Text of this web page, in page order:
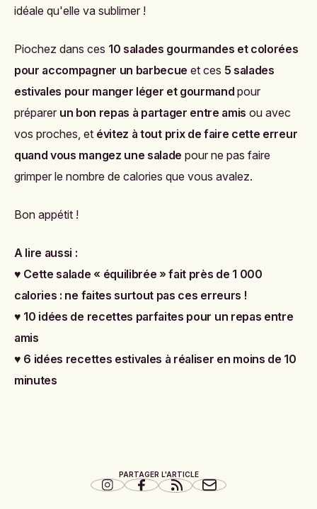
idéale qu'elle va sublimer !
Piochez dans ces 10 salades gourmandes et colorées
pour accompagner un barbecue et ces 5 salades
estivales pour manger léger et gourmand pour
préparer un bon repas à partager entre amis ou avec
vos proches, et évitez à tout prix de faire cette erreur
quand vous mangez une salade pour ne pas faire
grimper le nombre de calories que vous avalez.
Bon appétit !
A lire aussi :
♥ Cette salade « équilibrée » fait près de 1 000
calories : ne faites surtout pas ces erreurs !
♥ 10 idées de recettes parfaites pour un repas entre
amis
♥ 6 idées recettes estivales à réaliser en moins de 10
minutes
PARTAGER L'ARTICLE